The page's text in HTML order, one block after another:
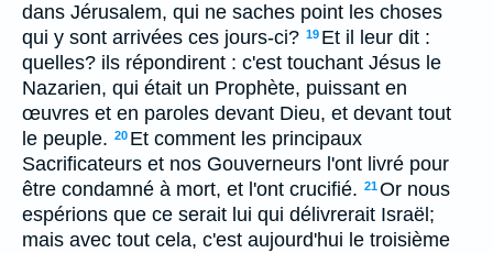
dans Jérusalem, qui ne saches point les choses
qui y sont arrivées ces jours-ci? 19 Et il leur dit :
quelles? ils répondirent : c'est touchant Jésus le
Nazarien, qui était un Prophète, puissant en
œuvres et en paroles devant Dieu, et devant tout
le peuple. 20 Et comment les principaux
Sacrificateurs et nos Gouverneurs l'ont livré pour
être condamné à mort, et l'ont crucifié. 21Or nous
espérions que ce serait lui qui délivrerait Israël;
mais avec tout cela, c'est aujourd'hui le troisième